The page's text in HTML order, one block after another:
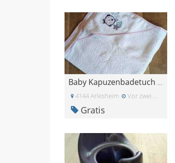
Baby Kapuzenbadetuch neu
4144 Arlesheim Vor zwei Monaten
Gratis